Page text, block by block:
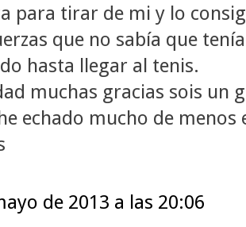
para tirar de mi y lo
que no sabía que
hasta llegar al tenis.
muchas gracias sois un
echado mucho de
de 2013 a las 20:06